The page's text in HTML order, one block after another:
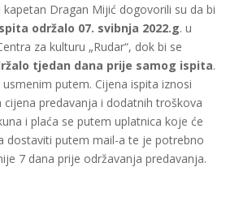
kapetan Dragan Mijić dogovorili su da bi
održalo 07. svibnja 2022.g. u
za kulturu „Rudar“, dok bi se
tjedan dana prije samog ispita.
putem. Cijena ispita iznosi
cijena predavanja i dodatnih troškova
i plaća se putem uplatnica koje će
dostaviti putem mail-a te je potrebno
7 dana prije održavanja predavanja.